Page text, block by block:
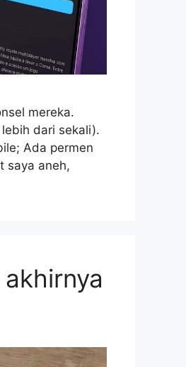
mereka.
dari sekali).
Ada permen
saya aneh,